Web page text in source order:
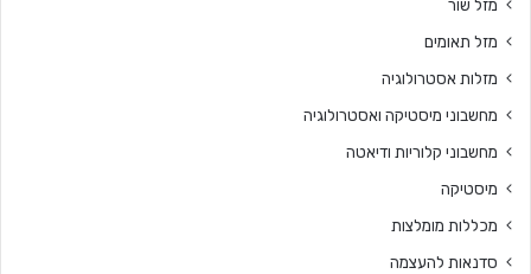
מזל שור
מזל תאומים
מזלות אסטרולוגיה
מחשבוני מיסטיקה ואסטרולוגיה
מחשבוני קלוריות ודיאטה
מיסטיקה
מכללות מומלצות
סדנאות להעצמה